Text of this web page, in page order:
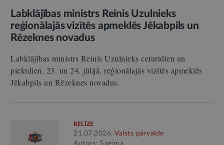
Labklājības ministrs Reinis Uzulnieks
reģionālajās vizītēs apmeklēs Jēkabpils un
Rēzeknes novadus
Labklājības ministrs Reinis Uzulnieks ceturtdien un
piektdien, 23. un 24. jūlijā, reģionālajās vizītēs apmeklēs
Jēkabpils un Rēzeknes novadus.
RELĪZE
21.07.2026. Valsts pārvalde
Autors: Saeima